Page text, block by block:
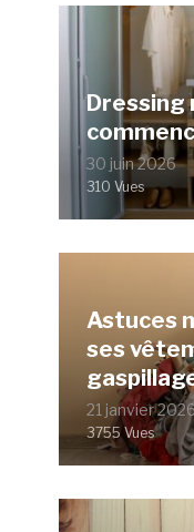
Dressing
30 juin 2026
310 Vues
Astuces
ses
21 janvier
3755 Vues